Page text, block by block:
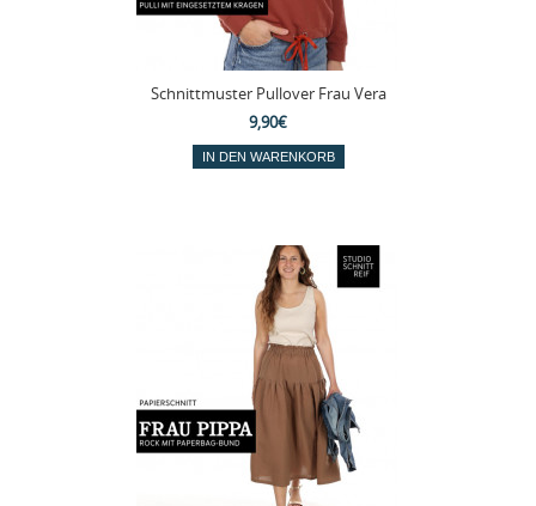
Schnittmuster Pullover Frau Vera
9,90€